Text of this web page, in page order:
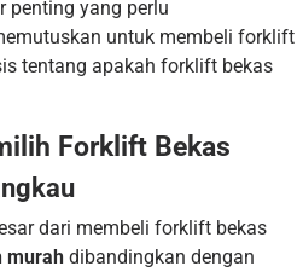
penting yang perlu
untuk membeli forklift
tentang apakah forklift bekas
Forklift Bekas
dari membeli forklift bekas
murah dibandingkan dengan